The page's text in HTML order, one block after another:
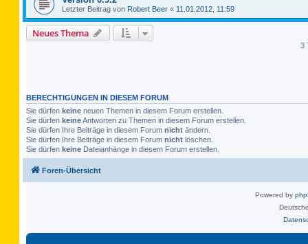
Letzter Beitrag von Robert Beer « 11.01.2012, 11:59
Neues Thema
3
BERECHTIGUNGEN IN DIESEM FORUM
Sie dürfen keine neuen Themen in diesem Forum erstellen.
Sie dürfen keineAntworten zu Themen in diesem Forum erstellen.
Sie dürfen Ihre Beiträge in diesem Forum nicht ändern.
Sie dürfen Ihre Beiträge in diesem Forum nicht löschen.
Sie dürfen keine Dateianhänge in diesem Forum erstellen.
Foren-Übersicht
Powered by